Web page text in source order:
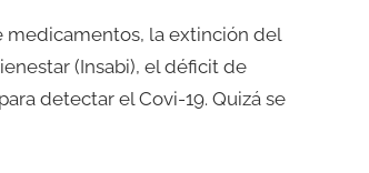
medicamentos, la extinción del
(Insabi), el déficit de
detectar el Covi-19. Quizá se